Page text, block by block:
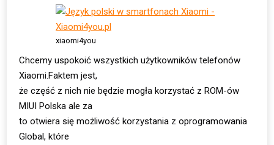
xiaomi4you
Chcemy uspokoić wszystkich użytkowników telefonów
Xiaomi.Faktem jest,
że część z nich nie będzie mogła korzystać z ROM-ów
MIUI Polska ale za
to otwiera się możliwość korzystania z oprogramowania
Global, które